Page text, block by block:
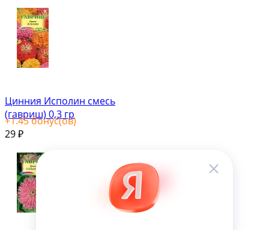
Цинния Исполин смесь
(гавриш) 0,3 гр
+1.45бонус(ов)
29 ₽